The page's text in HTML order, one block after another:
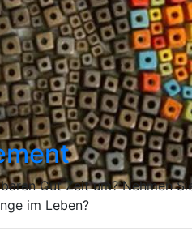
Gut Zeit um? Nehmen
im Leben?